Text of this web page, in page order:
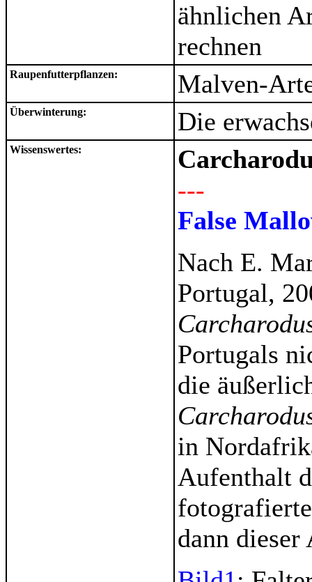
ähnlichen
rechnen
Raupenfutterpflanzen: Malven-
Überwinterung: Die
Wissenswertes:
---
False
Nach E.
Portugal,
Portugals
die
in
Aufenthalt
dann